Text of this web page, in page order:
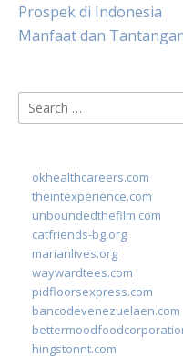
Prospek di Indonesia
Manfaat dan
Search
for:
okhealthcareers.com
theintexperience.com
unboundedthefilm.com
catfriends-bg.org
marianlives.org
waywardtees.com
pidfloorsexpress.com
bancodevenezuelaen.com
hingstonnt.com